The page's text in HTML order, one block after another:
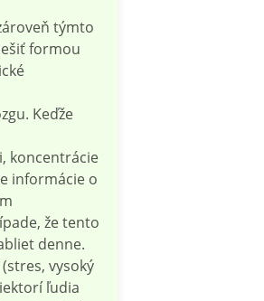
týmto
formou
Keďže
koncentrácie
informácie o
že tento
denne.
vysoký
ľudia